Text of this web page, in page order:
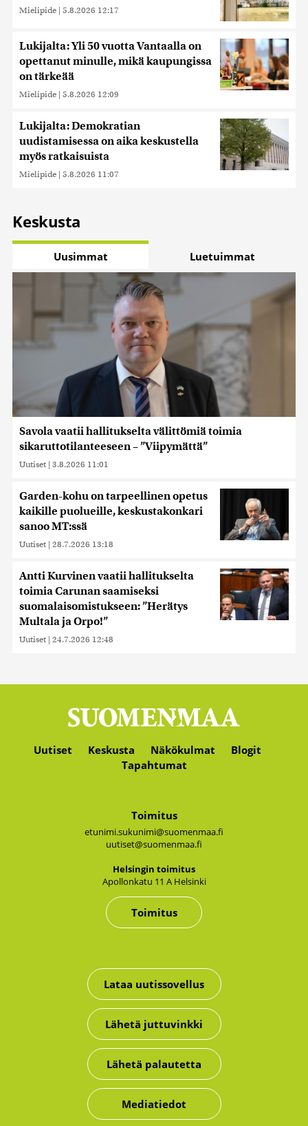
Mielipide | 5.8.2026 12:17
Lukijalta: Yli 50 vuotta Vantaalla on
opettanut minulle, mikä kaupungissa
on tärkeää
Mielipide | 5.8.2026 12:09
Lukijalta: Demokratian
uudistamisessa on aika keskustella
myös ratkaisuista
Mielipide | 5.8.2026 11:07
Keskusta
Uusimmat Luetuimmat
Savola vaatii hallitukselta välittömiä toimia
sikaruttotilanteeseen – ”Viipymättä”
Uutiset | 3.8.2026 11:01
Garden-kohu on tarpeellinen opetus
kaikille puolueille, keskustakonkari
sanoo MT:ssä
Uutiset | 28.7.2026 13:18
Antti Kurvinen vaatii hallitukselta
toimia Carunan saamiseksi
suomalaisomistukseen: ”Herätys
Multala ja Orpo!”
Uutiset | 24.7.2026 12:48
Uutiset Keskusta Näkökulmat
Blogit
Tapahtumat
Toimitus
etunimi.sukunimi@suomenmaa.fi
uutiset@suomenmaa.fi
Hel­sin­gin toi­mi­tus
Apol­lon­ka­tu 11 A Hel­sin­ki
Toimitus
Lataa uutissovellus
Lähetä juttuvinkki
Lähetä palautetta
Mediatiedot